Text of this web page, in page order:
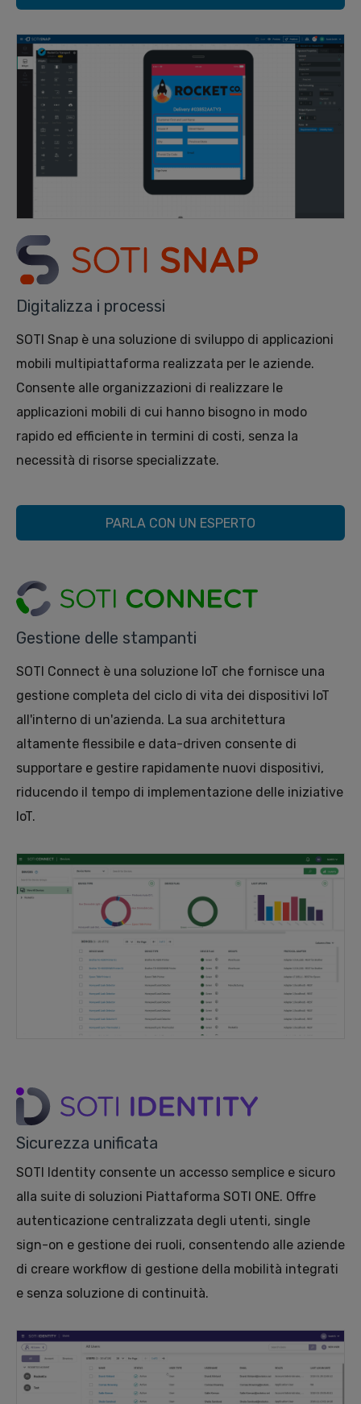
Digitalizza i processi
SOTI Snap è una soluzione di sviluppo di applicazioni
mobili multipiattaforma realizzata per le aziende.
Consente alle organizzazioni di realizzare le
applicazioni mobili di cui hanno bisogno in modo
rapido ed efficiente in termini di costi, senza la
necessità di risorse specializzate.
PARLA CON UN ESPERTO
Gestione delle stampanti
SOTI Connect è una soluzione IoT che fornisce una
gestione completa del ciclo di vita dei dispositivi IoT
all'interno di un'azienda. La sua architettura
altamente flessibile e data-driven consente di
supportare e gestire rapidamente nuovi dispositivi,
riducendo il tempo di implementazione delle iniziative
IoT.
Sicurezza unificata
SOTI Identity consente un accesso semplice e sicuro
alla suite di soluzioni Piattaforma SOTI ONE. Offre
autenticazione centralizzata degli utenti, single
sign-on e gestione dei ruoli, consentendo alle aziende
di creare workflow di gestione della mobilità integrati
e senza soluzione di continuità.